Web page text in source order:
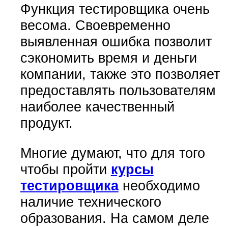
Функция тестировщика очень
весома. Своевременно
выявленная ошибка позволит
сэкономить время и деньги
компании, также это позволяет
предоставлять пользователям
наиболее качественный
продукт.
Многие думают, что для того
чтобы пройти курсы
тестировщиканеобходимо
наличие технического
образования. На самом деле